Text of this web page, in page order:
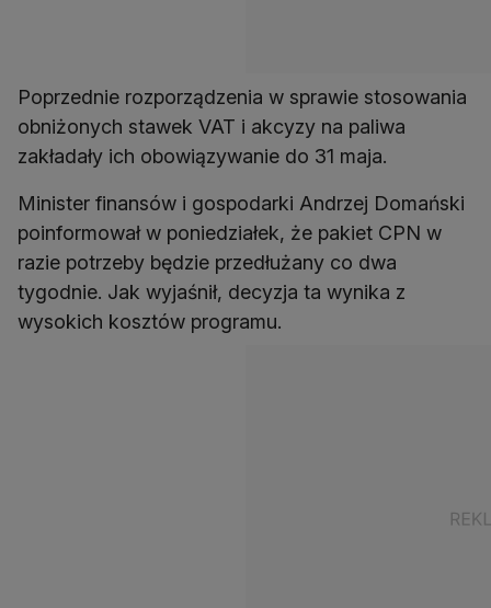
Poprzednie rozporządzenia w sprawie stosowania
obniżonych stawek VAT i akcyzy na paliwa
zakładały ich obowiązywanie do 31 maja.
Minister finansów i gospodarki Andrzej Domański
poinformował w poniedziałek, że pakiet CPN w
razie potrzeby będzie przedłużany co dwa
tygodnie. Jak wyjaśnił, decyzja ta wynika z
wysokich kosztów programu.